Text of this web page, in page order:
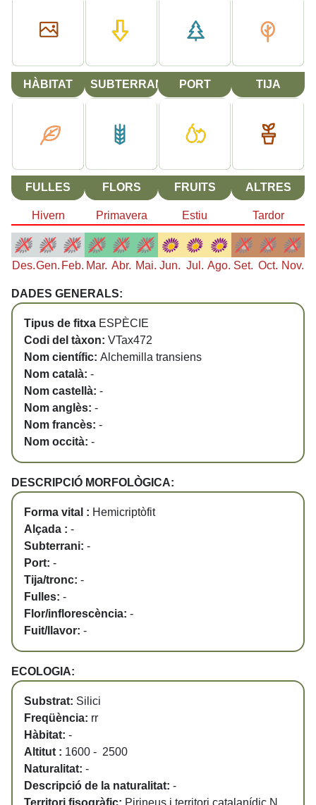
HÀBITAT SUBTERRANI PORT TIJA
FULLES FLORS FRUITS ALTRES
Hivern Primavera Estiu Tardor
Des.Gen. Feb. Mar. Abr. Mai. Jun. Jul. Ago. Set. Oct. Nov.
DADES GENERALS:
Tipus de fitxa ESPÈCIE
Codi del tàxon: VTax472
Nom científic: Alchemilla transiens
Nom català: -
Nom castellà: -
Nom anglès: -
Nom francès: -
Nom occità: -
DESCRIPCIÓ MORFOLÒGICA:
Forma vital : Hemicriptòfit
Alçada : -
Subterrani: -
Port: -
Tija/tronc: -
Fulles: -
Flor/inflorescència: -
Fuit/llavor: -
ECOLOGIA:
Substrat: Silici
Freqüència: rr
Hàbitat: -
Altitut : 1600 - 2500
Naturalitat: -
Descripció de la naturalitat: -
Territori fisogràfic: Pirineus i territori catalanídic N